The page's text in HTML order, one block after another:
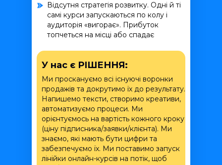
У нас є РІШЕННЯ:
Ми проскануємо всі існуючі воронки
продажів та докрутимо їх до результату.
Напишемо тексти, створимо креативи,
автоматизуємо процеси. Ми
орієнтуємось на вартість кожного кроку
(ціну підписника/заявки/клієнта). Ми
знаємо, які мають бути цифри та
забезпечуємо їх. Ми поставимо запуск
лінійки онлайн-курсів на потік, щоб
Відсутня стратегія розвитку. Одні й ті
самі курси запускаються по колу і
аудиторія «вигорає». Прибуток
топчеться на місці або спадає